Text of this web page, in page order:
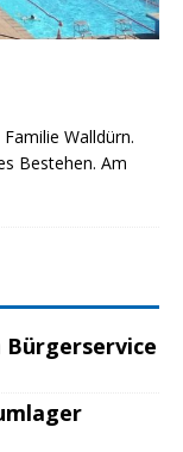
Walldürn.
Bestehen. Am